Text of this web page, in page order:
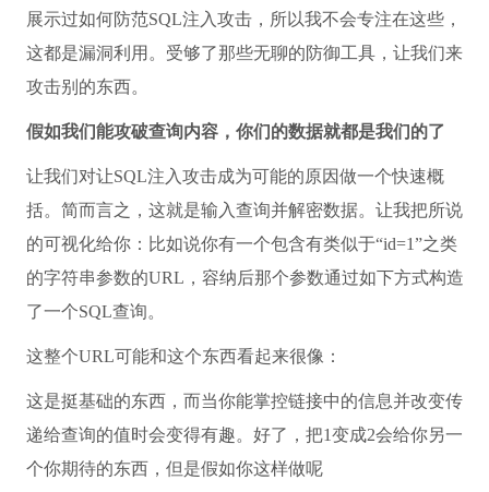
展示过如何防范SQL注入攻击，所以我不会专注在这些，
这都是漏洞利用。受够了那些无聊的防御工具，让我们来
攻击别的东西。
假如我们能攻破查询内容，你们的数据就都是我们的了
让我们对让SQL注入攻击成为可能的原因做一个快速概
括。简而言之，这就是输入查询并解密数据。让我把所说
的可视化给你：比如说你有一个包含有类似于“id=1”之类
的字符串参数的URL，容纳后那个参数通过如下方式构造
了一个SQL查询。
这整个URL可能和这个东西看起来很像：
这是挺基础的东西，而当你能掌控链接中的信息并改变传
递给查询的值时会变得有趣。好了，把1变成2会给你另一
个你期待的东西，但是假如你这样做呢